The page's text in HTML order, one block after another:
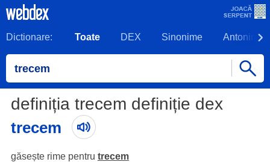
Dictionare: Toate DEX Sinonime Antonime
definiția trecem definiție dex
trecem
găsește rime pentru trecem